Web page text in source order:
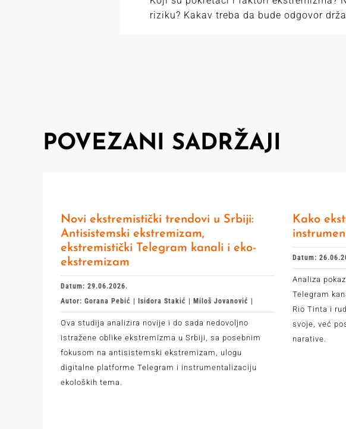
riziku? Kakav treba da bude odgovor
POVEZANI SADRŽAJI
Novi ekstremistički trendovi u Srbiji:
Antisistemski ekstremizam,
ekstremistički Telegram kanali i eko-
ekstremizam
Datum: 29.06.2026.
Autor: Gorana Pebić | Isidora Stakić | Miloš Jovanović |
Ova studija analizira novije i do sada nedovoljno
istražene oblike ekstremizma u Srbiji, sa posebnim
fokusom na antisistemski ekstremizam, ulogu
digitalne platforme Telegram i instrumentalizaciju
ekoloških tema.
Kako
Datum:
Analiza
Telegram
Rio Tinta i
svoje, već
narative.